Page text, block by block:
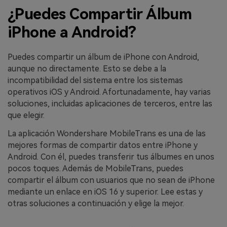
¿Puedes Compartir Álbum
iPhone a Android?
Puedes compartir un álbum de iPhone con Android,
aunque no directamente. Esto se debe a la
incompatibilidad del sistema entre los sistemas
operativos iOS y Android. Afortunadamente, hay varias
soluciones, incluidas aplicaciones de terceros, entre las
que elegir.
La aplicación Wondershare MobileTrans es una de las
mejores formas de compartir datos entre iPhone y
Android. Con él, puedes transferir tus álbumes en unos
pocos toques. Además de MobileTrans, puedes
compartir el álbum con usuarios que no sean de iPhone
mediante un enlace en iOS 16 y superior. Lee estas y
otras soluciones a continuación y elige la mejor.